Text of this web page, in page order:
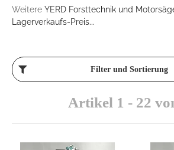
Weitere YERD Forsttechnik und
Lagerverkaufs-Preis...
Filter und Sortierung
Artikel 1 - 22